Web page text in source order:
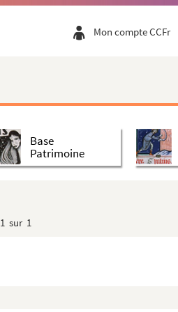
Mon compte CCFr
Base
Patrimoine
1 sur 1